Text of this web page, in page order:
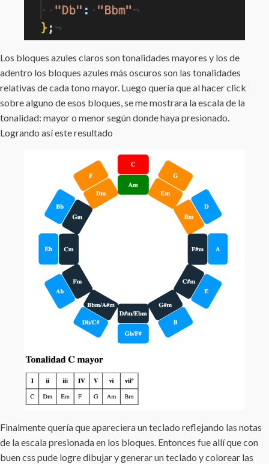
Los bloques azules claros son tonalidades mayores y los de
adentro los bloques azules más oscuros son las tonalidades
relativas de cada tono mayor. Luego quería que al hacer click
sobre alguno de esos bloques, se me mostrara la escala de la
tonalidad: mayor o menor según donde haya presionado.
Logrando así este resultado
Finalmente quería que apareciera un teclado reflejando las notas
de la escala presionada en los bloques. Entonces fue allí que con
buen css pude logre dibujar y generar un teclado y colorear las